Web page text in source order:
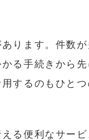
ります。件数
る手続きから
するのもひと
る便利なサー